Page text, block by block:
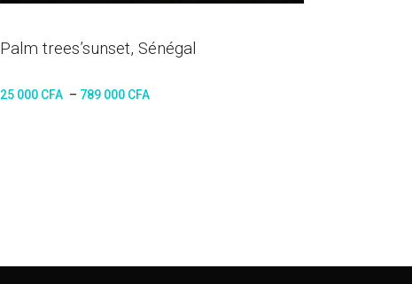
Palm trees’sunset, Sénégal
25 000 CFA – 789 000 CFA